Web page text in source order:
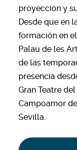
proyección y
Desde que en
formación en
Palau de les
de las
presencia
Gran Teatre
Campoamor
Sevilla.